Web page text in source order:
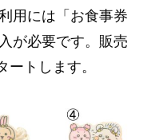
用には「お食事券
が必要です。販売
トします。